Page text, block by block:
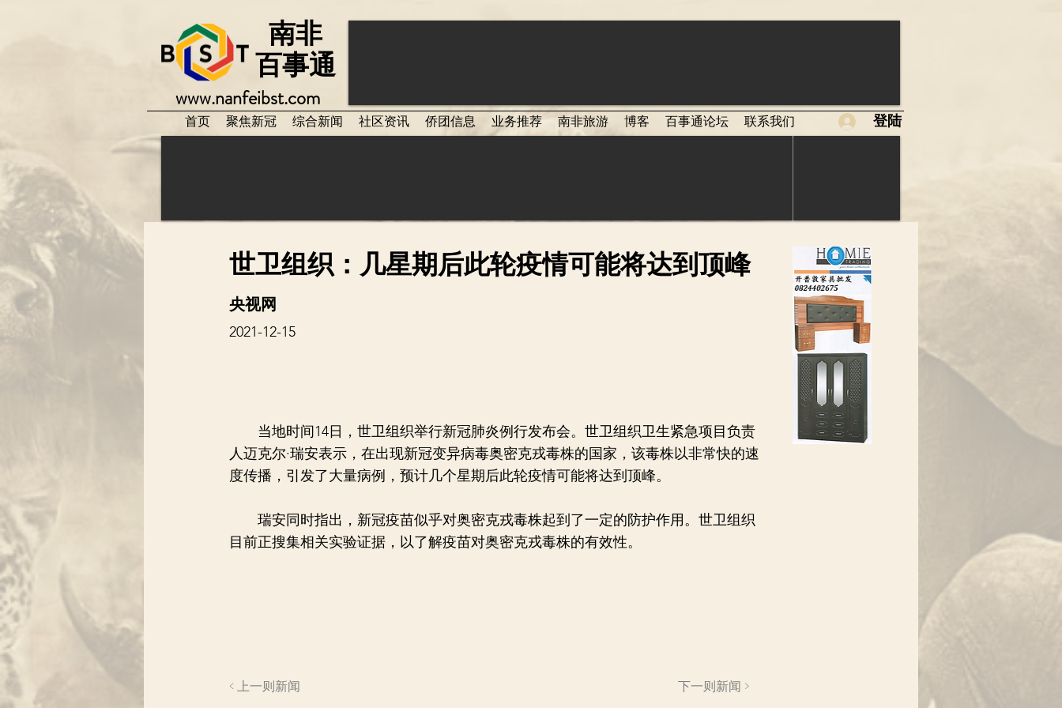
www.nanfeibst.com
百事通
南非
登陆
首页 聚焦新冠 综合新闻 社区资讯 侨团信息 业务推荐 南非旅游 博客 百事通论坛 联系我们
世卫组织：几星期后此轮疫情可能将达到顶峰
央视网
2021-12-15
当地时间14日，世卫组织举行新冠肺炎例行发布会。世卫组织卫生紧急项目负责
人迈克尔·瑞安表示，在出现新冠变异病毒奥密克戎毒株的国家，该毒株以非常快的速
度传播，引发了大量病例，预计几个星期后此轮疫情可能将达到顶峰。
瑞安同时指出，新冠疫苗似乎对奥密克戎毒株起到了一定的防护作用。世卫组织
目前正搜集相关实验证据，以了解疫苗对奥密克戎毒株的有效性。
< 上一则新闻 下一则新闻 >